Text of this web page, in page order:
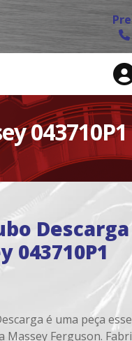
043710P1
Descarga
043710P1
é uma peça
Ferguson.